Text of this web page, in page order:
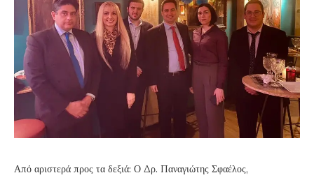
Από αριστερά προς τα δεξιά: Ο Δρ. Παναγιώτης Σφαέλος,